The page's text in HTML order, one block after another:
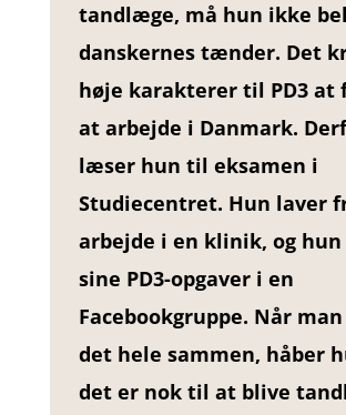
tandlæge, må hun ikke
danskernes tænder. Det
høje karakterer til PD3 at
at arbejde i Danmark.
læser hun til eksamen i
Studiecentret. Hun laver
arbejde i en klinik, og
sine PD3-opgaver i en
Facebookgruppe. Når
det hele sammen, håber
det er nok til at blive